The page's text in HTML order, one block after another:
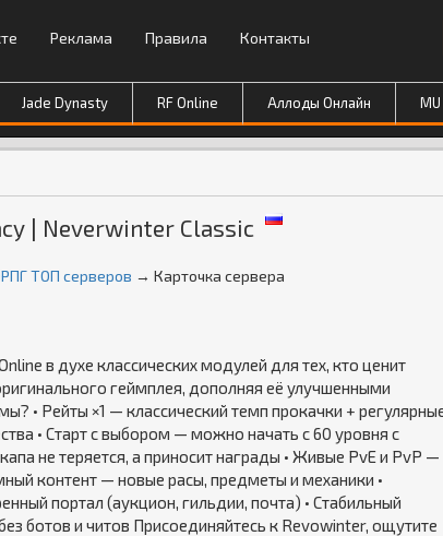
Реклама Правила Контакты
Jade Dynasty RF Online Аллоды Онлайн
| Neverwinter Classic
ТОП серверов → Карточка сервера
в духе классических модулей для тех, кто ценит
геймплея, дополняя её улучшенными
• Рейты ×1 — классический темп прокачки +
• Старт с выбором — можно начать с 60 уровня с
не теряется, а приносит награды • Живые PvE и PvP —
контент — новые расы, предметы и механики •
портал (аукцион, гильдии, почта) • Стабильный
ботов и читов Присоединяйтесь к Revowinter, ощутите